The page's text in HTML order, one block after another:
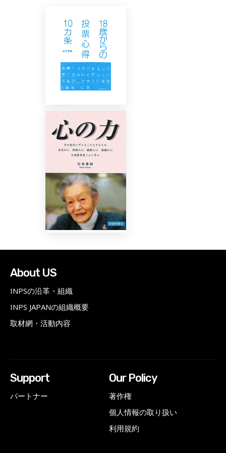
About US
INPSの沿革・組織
INPS JAPANの組織概要
取材網・活動内容
Support
パートナー
Our Policy
著作権
個人情報の取り扱い
利用規約